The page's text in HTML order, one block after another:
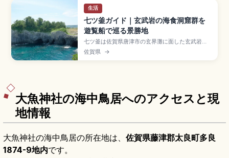
生活
七ツ釜ガイド｜玄武岩の海食洞窟群を
遊覧船で巡る景勝地
七ツ釜は佐賀県唐津市の玄界灘に面した玄武岩の
海食洞窟群で、最大の洞窟は間口約3m・奥行約
110mの国天然記念物に指定されたスポット。柱状
佐賀県 →
大魚神社の海中鳥居へのアクセスと現
地情報
大魚神社の海中鳥居の所在地は、 佐賀県藤津郡太良町多良
1874-9地内です。